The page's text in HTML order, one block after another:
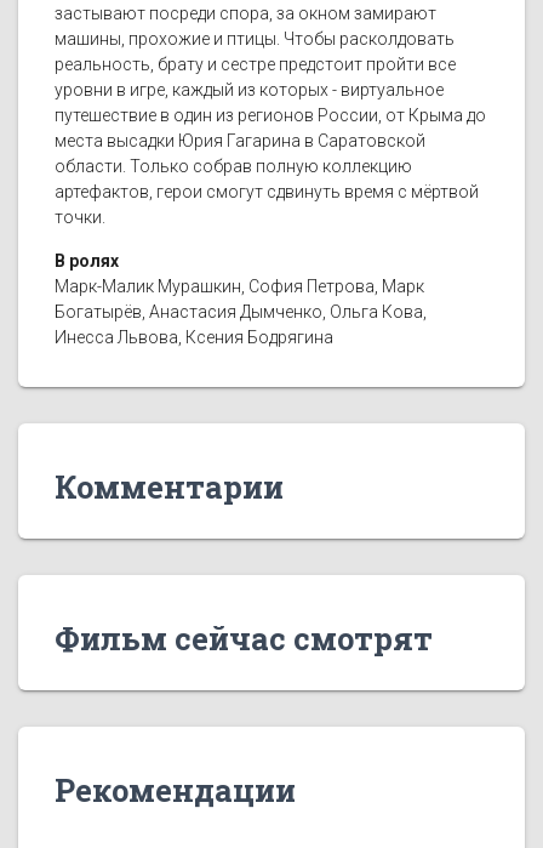
застывают посреди спора, за окном замирают
машины, прохожие и птицы. Чтобы расколдовать
реальность, брату и сестре предстоит пройти все
уровни в игре, каждый из которых - виртуальное
путешествие в один из регионов России, от Крыма до
места высадки Юрия Гагарина в Саратовской
области. Только собрав полную коллекцию
артефактов, герои смогут сдвинуть время с мёртвой
точки.
В ролях
Марк-Малик Мурашкин, София Петрова, Марк
Богатырёв, Анастасия Дымченко, Ольга Кова,
Инесса Львова, Ксения Бодрягина
Комментарии
Фильм сейчас смотрят
Рекомендации